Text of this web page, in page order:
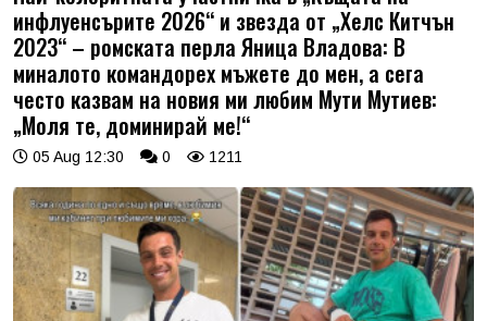
инфлуенсърите 2026“ и звезда от „Хелс Китчън
2023“ – ромската перла Яница Владова: В
миналото командорех мъжете до мен, а сега
често казвам на новия ми любим Мути Мутиев:
„Моля те, доминирай ме!“
05 Aug 12:30 0 1211